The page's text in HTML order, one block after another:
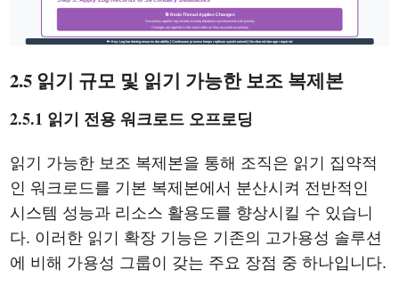
2.5 읽기 규모 및 읽기 가능한 보조 복제본
2.5.1 읽기 전용 워크로드 오프로딩
읽기 가능한 보조 복제본을 통해 조직은 읽기 집약적
인 워크로드를 기본 복제본에서 분산시켜 전반적인
시스템 성능과 리소스 활용도를 향상시킬 수 있습니
다. 이러한 읽기 확장 기능은 기존의 고가용성 솔루션
에 비해 가용성 그룹이 갖는 주요 장점 중 하나입니다.